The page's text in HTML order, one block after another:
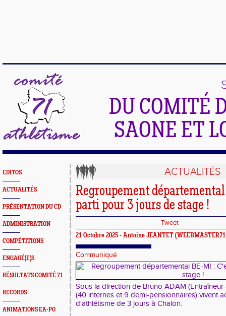
DU COMITÉ
SAONE ET
EDITOS
ACTUALITÉS
PRÉSENTATION DU CD
ADMINISTRATION
COMPÉTITIONS
ENGAGÉ(E)S
RÉSULTATS COMITÉ 71
RECORDS
ANIMATIONS EA-PO
ACTUALITÉS
Regroupement
parti pour 3 jours de stage !
Tweet
21 Octobre 2025 - Antoine JEANTET
Communiqué
Sous la direction de Bruno ADAM (Entraîneur
(40 internes et 9 demi-pensionnaires) vivent
d'athlétisme de 3 jours à Chalon.